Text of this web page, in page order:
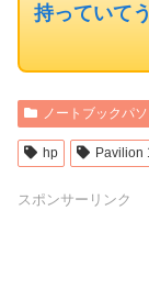
持っていて
ノートブックパ
hp Pavilion
スポンサーリンク